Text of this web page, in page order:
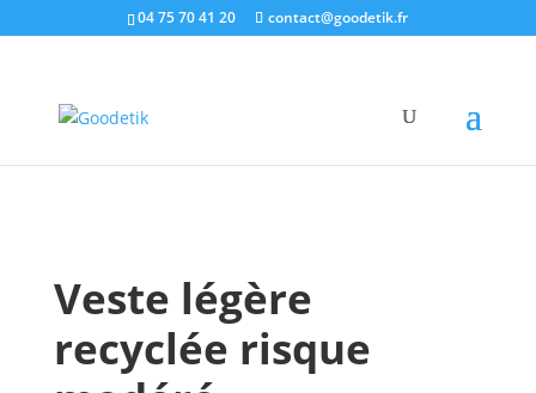
04 75 70 41 20 contact@goodetik.fr
e-shop/Vêtements de travail Vêtements du haut
/
Veste légère
recyclée risque